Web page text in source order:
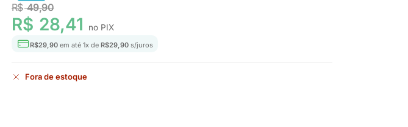
R$49,90
R$ 28,41 no PIX
R$29,90em até 1x de R$29,90s/juros
Fora de estoque